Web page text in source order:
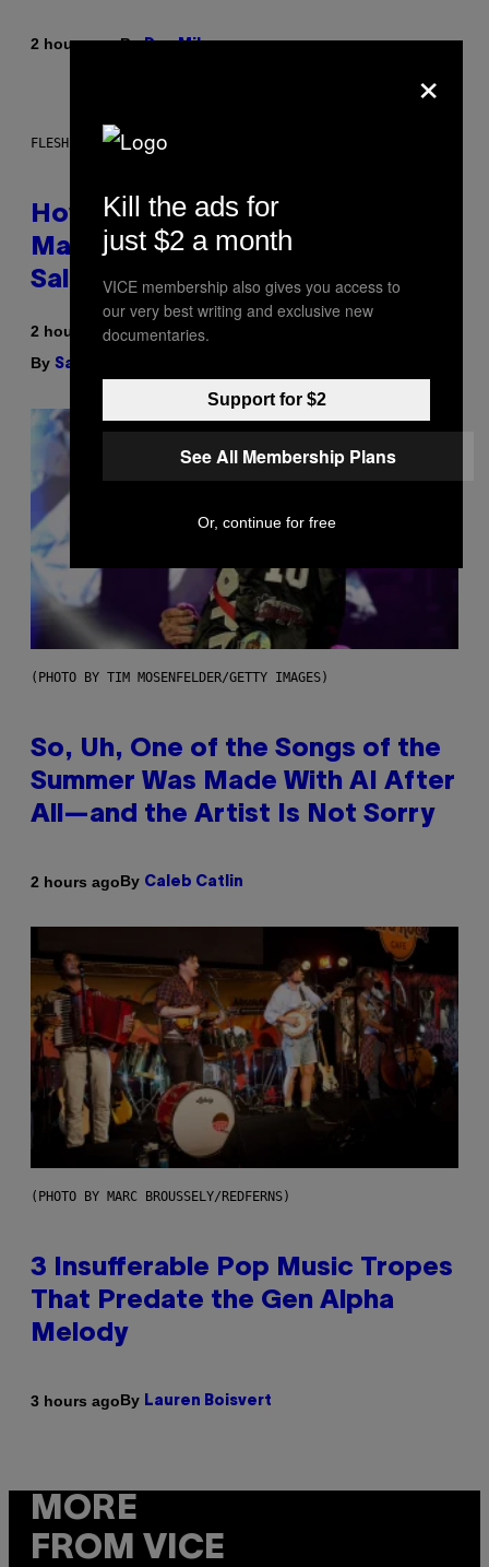
2 hours agoByDan Milam
FLESHLIGHT
How To Stack Fleshlight’s Mix &
Match, Build Your Own Combo
Sales Up To 30%
2 hours ago
By Sam Watanuki
(PHOTO BY TIM MOSENFELDER/GETTY IMAGES)
So, Uh, One of the Songs of the
Summer Was Made With AI After
All—and the Artist Is Not Sorry
2 hours agoBy Caleb Catlin
(PHOTO BY MARC BROUSSELY/REDFERNS)
3 Insufferable Pop Music Tropes
That Predate the Gen Alpha
Melody
3 hours agoBy Lauren Boisvert
MORE
FROM VICE
×
Kill the ads for
just $2 a month
VICE membership also gives you access to
our very best writing and exclusive new
documentaries.
Support for $2
See All Membership Plans
Or, continue for free